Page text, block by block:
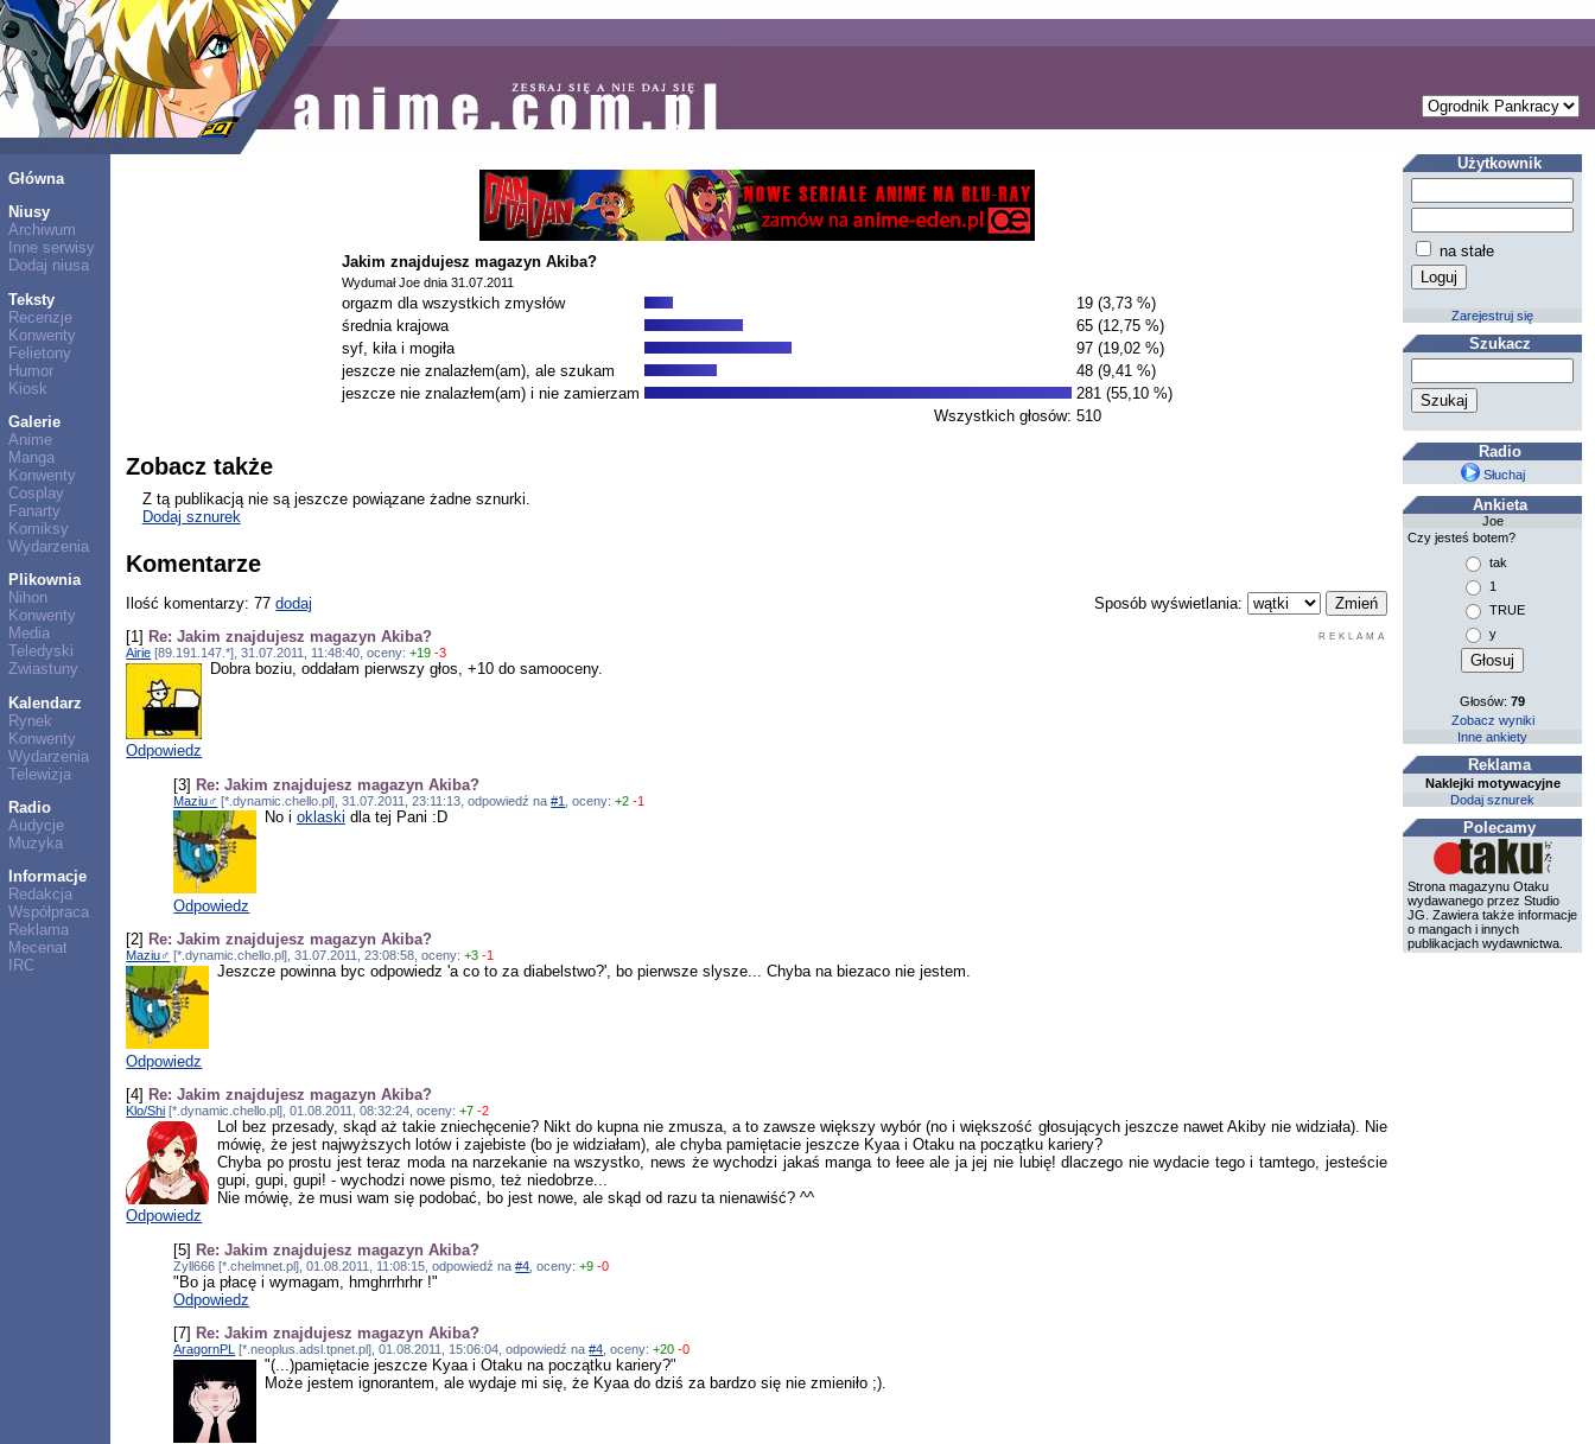
Główna
Niusy
Archiwum
Inne serwisy
Dodaj niusa
Teksty
Recenzje
Konwenty
Felietony
Humor
Kiosk
Galerie
Anime
Manga
Konwenty
Cosplay
Fanarty
Komiksy
Wydarzenia
Plikownia
Nihon
Konwenty
Media
Teledyski
Zwiastuny
Kalendarz
Rynek
Konwenty
Wydarzenia
Telewizja
Radio
Audycje
Muzyka
Informacje
Redakcja
Współpraca
Reklama
Mecenat
IRC
Jakim znajdujesz magazyn Akiba?
Wydumał Joe dnia 31.07.2011
orgazm dla wszystkich zmysłów
19 (3,73 %)
średnia krajowa
65 (12,75 %)
syf, kiła i mogiła
97 (19,02 %)
jeszcze nie znalazłem(am), ale szukam
48 (9,41 %)
jeszcze nie znalazłem(am) i nie zamierzam
281 (55,10 %)
Wszystkich głosów: 510
Zobacz także
Z tą publikacją nie są jeszcze powiązane żadne sznurki.
Dodaj sznurek
Komentarze
Sposób wyświetlania:
Ilość komentarzy: 77dodaj
REKLAMA
[1] Re: Jakim znajdujesz magazyn Akiba?
Airie [89.191.147.*], 31.07.2011, 11:48:40, oceny:+19 -3
Dobra boziu, oddałam pierwszy głos, +10 do samooceny.
Odpowiedz
[3] Re: Jakim znajdujesz magazyn Akiba?
Maziu♂ [*.dynamic.chello.pl], 31.07.2011, 23:11:13, odpowiedź na#1 , oceny:+2 -1
No i oklaski dla tej Pani :D
Odpowiedz
[2] Re: Jakim znajdujesz magazyn Akiba?
Maziu♂ [*.dynamic.chello.pl], 31.07.2011, 23:08:58, oceny:+3 -1
Jeszcze powinna byc odpowiedz 'a co to za diabelstwo?', bo pierwsze slysze... Chyba na biezaco nie jestem.
Odpowiedz
[4] Re: Jakim znajdujesz magazyn Akiba?
Klo/Shi [*.dynamic.chello.pl], 01.08.2011, 08:32:24, oceny:+7 -2
Lol bez przesady, skąd aż takie zniechęcenie? Nikt do kupna nie zmusza, a to zawsze większy wybór (no i większość głosujących jeszcze nawet Akiby nie widziała). Nie
mówię, że jest najwyższych lotów i zajebiste (bo je widziałam), ale chyba pamiętacie jeszcze Kyaa i Otaku na początku kariery?
Chyba po prostu jest teraz moda na narzekanie na wszystko, news że wychodzi jakaś manga to łeee ale ja jej nie lubię! dlaczego nie wydacie tego i tamtego, jesteście
gupi, gupi, gupi! - wychodzi nowe pismo, też niedobrze...
Nie mówię, że musi wam się podobać, bo jest nowe, ale skąd od razu ta nienawiść? ^^
Odpowiedz
[5] Re: Jakim znajdujesz magazyn Akiba?
Zyll666 [*.chelmnet.pl], 01.08.2011, 11:08:15, odpowiedź na#4 , oceny:+9 -0
"Bo ja płacę i wymagam, hmghrrhrhr !"
Odpowiedz
[7] Re: Jakim znajdujesz magazyn Akiba?
AragornPL [*.neoplus.adsl.tpnet.pl], 01.08.2011, 15:06:04, odpowiedź na#4 , oceny:+20 -0
"(...)pamiętacie jeszcze Kyaa i Otaku na początku kariery?"
Może jestem ignorantem, ale wydaje mi się, że Kyaa do dziś za bardzo się nie zmieniło ;).
Użytkownik
na stałe
Zarejestruj się
Szukacz
Radio
Słuchaj
Ankieta
Joe
Czy jesteś botem?
tak
1
TRUE
y
Głosów:79
Zobacz wyniki
Inne ankiety
Reklama
Naklejki motywacyjne
Dodaj sznurek
Polecamy
Strona magazynu Otaku
wydawanego przez Studio
JG. Zawiera także informacje
o mangach i innych
publikacjach wydawnictwa.